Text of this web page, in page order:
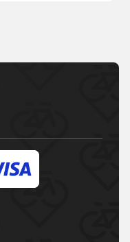
na velikost S - M)